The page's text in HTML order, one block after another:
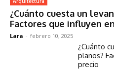
¿Cuánto cuesta un
Factores que influyen
Lara - febrero 10, 2025
¿Cuánto
planos?
precio